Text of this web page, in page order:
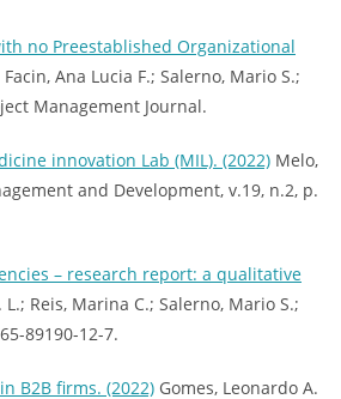
no Preestablished Organizational
Ana Lucia F.; Salerno, Mario S.;
Management Journal.
innovation Lab (MIL). (2022) Melo,
and Development, v.19, n.2, p.
– research report: a qualitative
L.; Reis, Marina C.; Salerno, Mario S.;
89190-12-7.
B2B firms. (2022) Gomes, Leonardo A.